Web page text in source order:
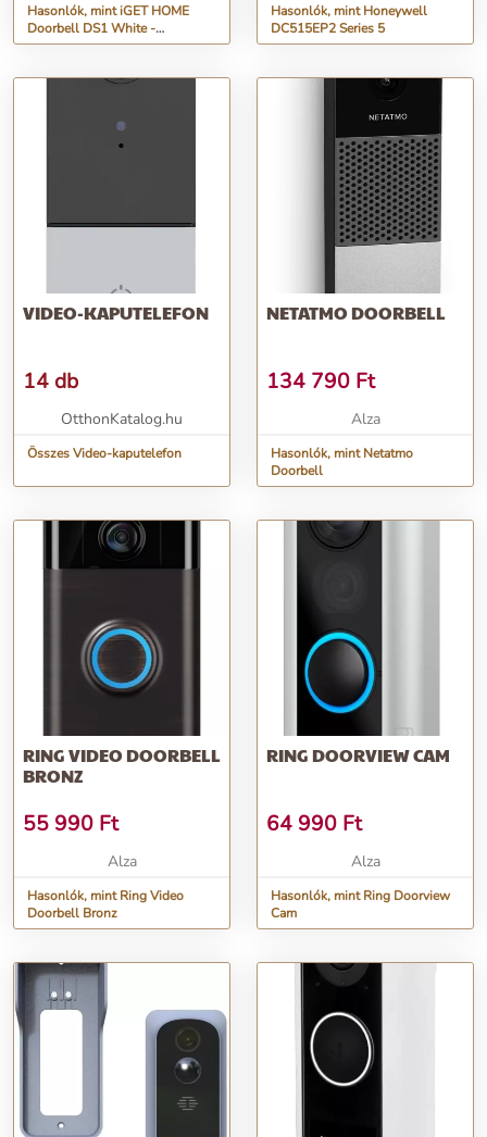
Hasonlók, mint iGET HOME
Doorbell DS1 White -
akkumulátoros WiFi videó
hangátvitellel
Hasonlók, mint Honeywell
DC515EP2 Series 5
VIDEO-KAPUTELEFON
14 db
OtthonKatalog.hu
Összes Video-kaputelefon
NETATMO DOORBELL
134 790 Ft
Alza
Hasonlók, mint Netatmo
Doorbell
RING VIDEO DOORBELL
BRONZ
55 990 Ft
Alza
Hasonlók, mint Ring Video
Doorbell Bronz
RING DOORVIEW CAM
64 990 Ft
Alza
Hasonlók, mint Ring Doorview
Cam